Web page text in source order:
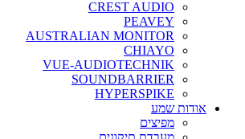
CREST AUDIO
PEAVEY
AUSTRALIAN MONITOR
CHIAYO
VUE-AUDIOTECHNIK
SOUNDBARRIER
HYPERSPIKE
אודות שמע
מפיצים